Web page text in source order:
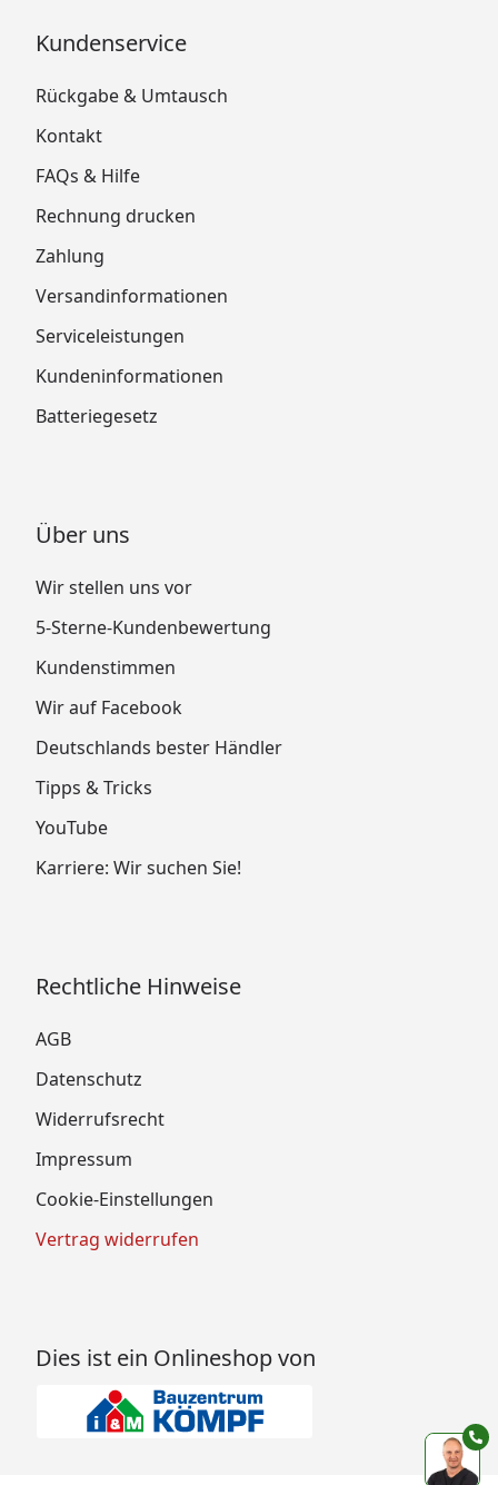
Kundenservice
Rückgabe & Umtausch
Kontakt
FAQs & Hilfe
Rechnung drucken
Zahlung
Versandinformationen
Serviceleistungen
Kundeninformationen
Batteriegesetz
Über uns
Wir stellen uns vor
5-Sterne-Kundenbewertung
Kundenstimmen
Wir auf Facebook
Deutschlands bester Händler
Tipps & Tricks
YouTube
Karriere: Wir suchen Sie!
Rechtliche Hinweise
AGB
Datenschutz
Widerrufsrecht
Impressum
Cookie-Einstellungen
Vertrag widerrufen
Dies ist ein Onlineshop von